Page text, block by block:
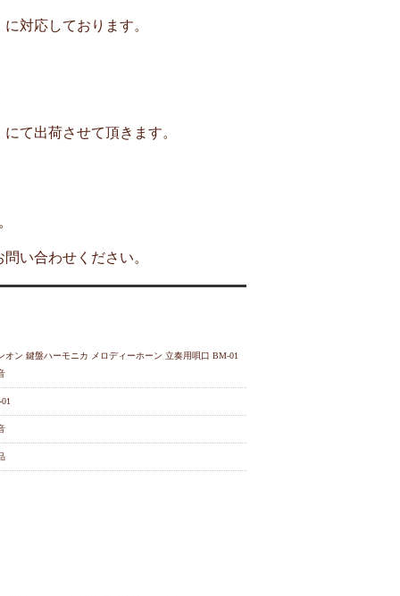
対応しております。
て出荷させて頂きます。
い合わせください。
オン 鍵盤ハーモニカ メロディーホーン 立奏用唄口 BM-01